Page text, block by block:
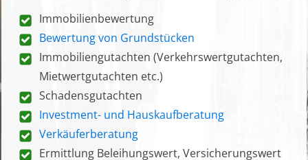
Immobilienbewertung
Bewertung von Grundstücken
Immobiliengutachten (Verkehrswertgutachten,
Mietwertgutachten etc.)
Schadensgutachten
Investment- und Hauskaufberatung
Verkäuferberatung
Ermittlung Beleihungswert, Versicherungswert